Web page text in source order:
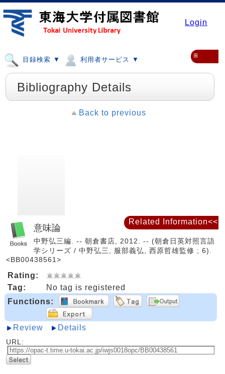
Login
目録検索 ▼ 利用者サービス ▼ ≡
Bibliography Details
Back to previous
意味論
中野弘三編. -- 朝倉書店, 2012. -- (朝倉日英対照言語
学シリーズ / 中野弘三, 服部義弘, 西原哲雄監修 ; 6).
<BB00438561>
Rating:
Tag:
No tag is registered
Functions:
Review Details
URL:
Related Information<<